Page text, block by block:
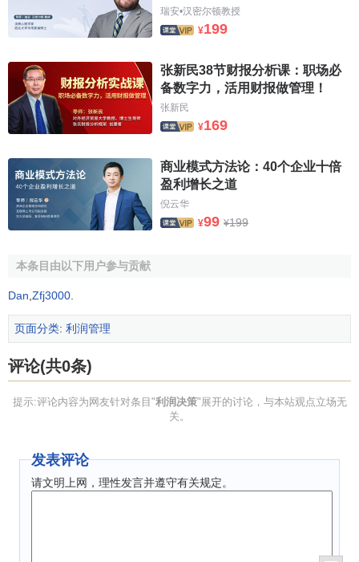
瑞安•汉密尔顿教授
¥199
张新民38节财报分析课：职场必
备数字力，活用财报做管理！
张新民
¥169
商业模式方法论：40个企业十倍
盈利增长之道
倪云华
¥99 ¥199
本条目由以下用户参与贡献
Dan Zfj3000
页面分类: 利润管理
评论(共0条)
提示:评论内容为网友针对条目"利润决策"展开的讨论，与本站观点立场无
关。
发表评论
请文明上网，理性发言并遵守有关规定。